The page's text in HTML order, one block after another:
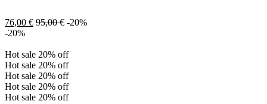
76,00 € 95,00€ -20%
-20%
Hot sale 20% off
Hot sale 20% off
Hot sale 20% off
Hot sale 20% off
Hot sale 20% off